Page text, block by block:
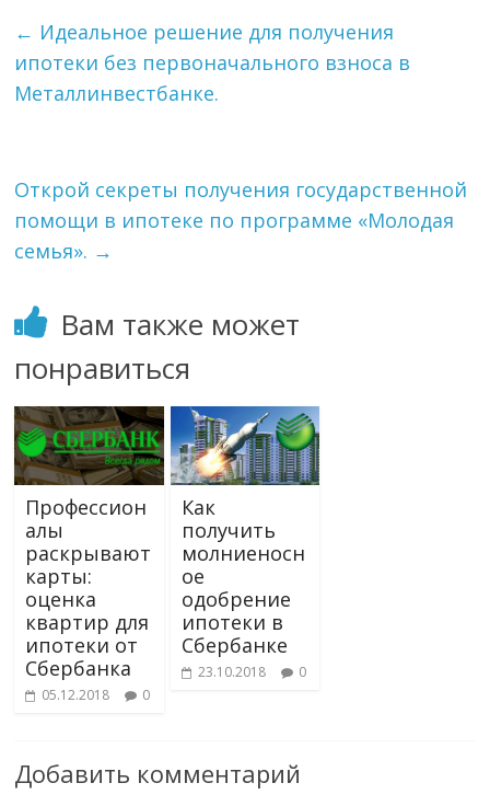
← Идеальное решение для получения
ипотеки без первоначального взноса в
Металлинвестбанке.
Открой секреты получения государственной
помощи в ипотеке по программе «Молодая
семья». →
Вам также может
понравиться
Профессион
алы
раскрывают
карты:
оценка
квартир для
ипотеки от
Сбербанка
05.12.2018 0
Как
получить
молниеносн
ое
одобрение
ипотеки в
Сбербанке
23.10.2018 0
Добавить комментарий